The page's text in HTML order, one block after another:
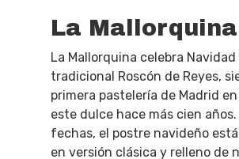
La Mallorquina
La Mallorquina celebra Navidad
tradicional Roscón de Reyes,
primera pastelería de Madrid
este dulce hace más cien
fechas, el postre navideño
en versión clásica y relleno de